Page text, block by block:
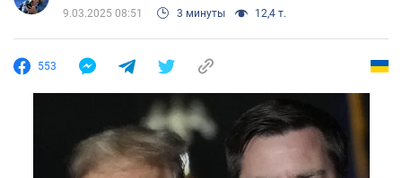
9.03.2025 08:51 3 минуты 12,4 т.
553